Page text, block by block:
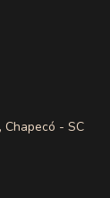
Chapecó - SC